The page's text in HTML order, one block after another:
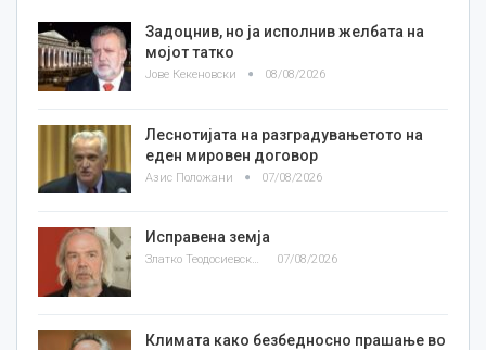
Задоцнив, но ја исполнив желбата на
мојот татко
Јове Кекеновски 08/08/2026
Леснотијата на разградувањетото на
еден мировен договор
Азис Положани 07/08/2026
Исправена земја
Златко Теодосиевски 07/08/2026
Климата како безбедносно прашање во